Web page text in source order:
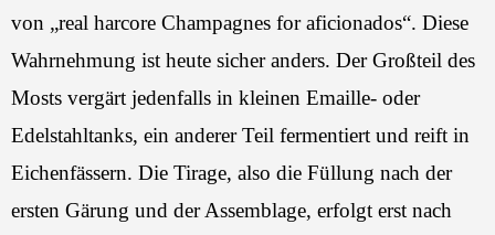
von „real harcore Champagnes for aficionados“. Diese
Wahrnehmung ist heute sicher anders. Der Großteil des
Mosts vergärt jedenfalls in kleinen Emaille- oder
Edelstahltanks, ein anderer Teil fermentiert und reift in
Eichenfässern. Die Tirage, also die Füllung nach der
ersten Gärung und der Assemblage, erfolgt erst nach